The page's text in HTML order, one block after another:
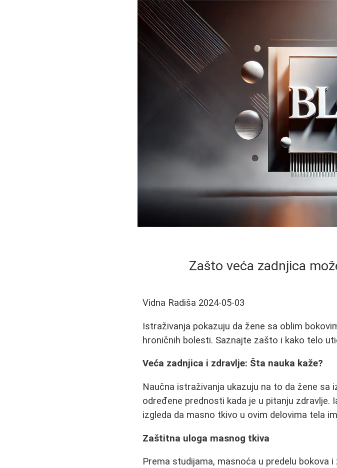
Zašto veća zadnjica
Vidna Radiša 2024-05-03
Istraživanja pokazuju da žene sa oblim
hroničnih bolesti. Saznajte zašto i kako telo
Veća zadnjica i zdravlje: Šta nauka kaže?
Naučna istraživanja ukazuju na to da žene
određene prednosti kada je u pitanju
izgleda da masno tkivo u ovim delovima tela
Zaštitna uloga masnog tkiva
Prema studijama, masnoća u predelu bokova